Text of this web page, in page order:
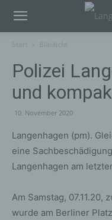
Polizei
und
10. November 2020
Langenhagen (pm).
eine
Langenhagen am
Am Samstag, 07.11.20,
wurde am Berliner